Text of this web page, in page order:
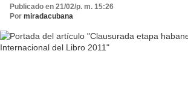
Publicado en 21/02/p. m. 15:26
Por miradacubana